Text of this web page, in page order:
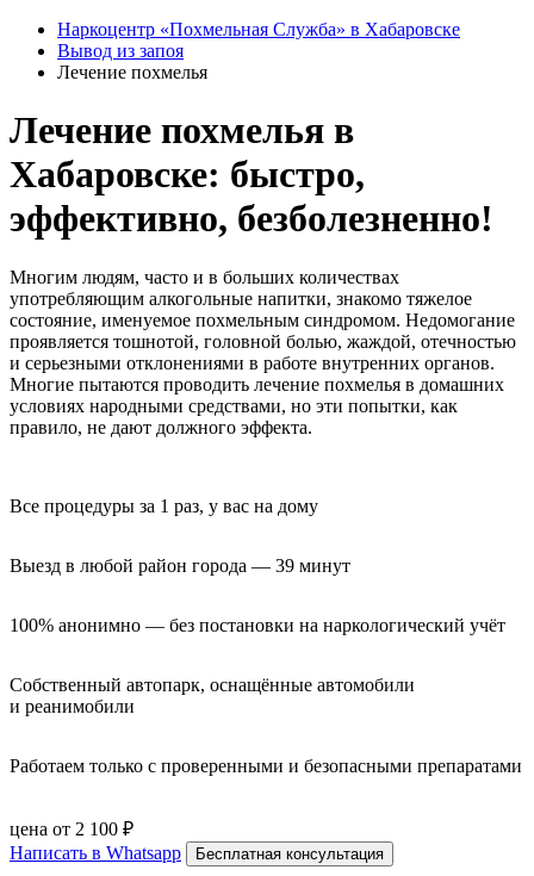
Наркоцентр «Похмельная Служба» в Хабаровске
Вывод из запоя
Лечение похмелья
Лечение похмелья в
Хабаровске: быстро,
эффективно, безболезненно!
Многим людям, часто и в больших количествах
употребляющим алкогольные напитки, знакомо тяжелое
состояние, именуемое похмельным синдромом. Недомогание
проявляется тошнотой, головной болью, жаждой, отечностью
и серьезными отклонениями в работе внутренних органов.
Многие пытаются проводить лечение похмелья в домашних
условиях народными средствами, но эти попытки, как
правило, не дают должного эффекта.
Все процедуры за 1 раз, у вас на дому
Выезд в любой район города — 39 минут
100% анонимно — без постановки на наркологический учёт
Собственный автопарк, оснащённые автомобили
и реанимобили
Работаем только с проверенными и безопасными препаратами
цена от 2 100 ₽
Написать в Whatsapp
Бесплатная консультация